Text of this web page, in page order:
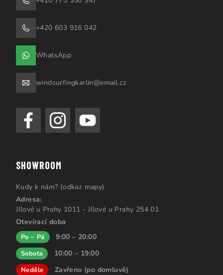
+420 603 916 042
WhatsApp
windsurfingkarlin@email.cz
SHOWROOM
Kudy k nám? (odkaz mapy)
Adresa:
Jílové u Prahy 1011 - Jílové u Prahy 254 01
Otevírací doba
Po – Pá 9:00 – 20:00
Sobota 10:00 – 19:00
Neděle Zavřeno (po domluvě)